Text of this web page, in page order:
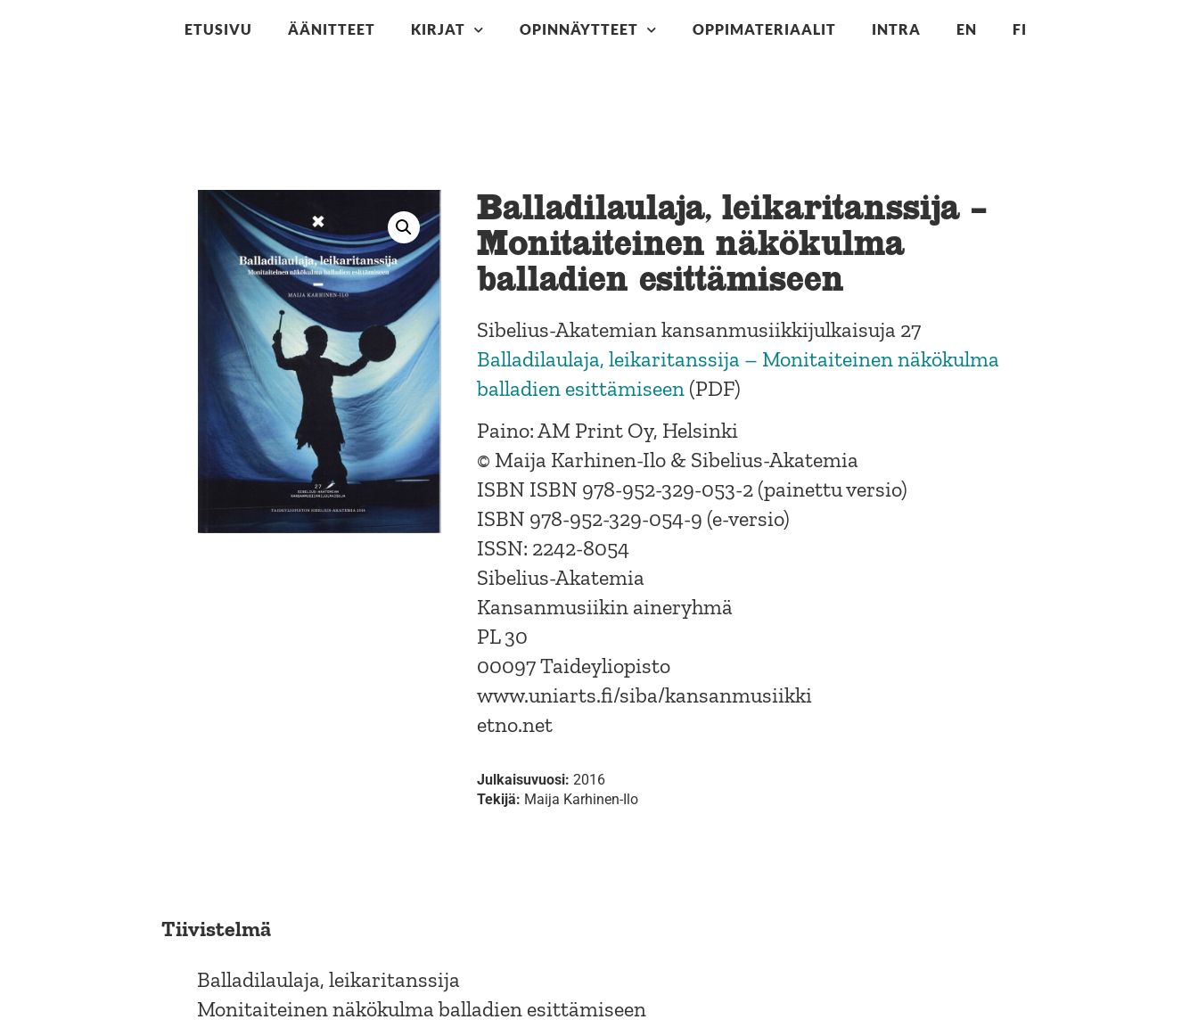
ETUSIVU ÄÄNITTEET KIRJAT OPINNÄYTTEET OPPIMATERIAALIT INTRA EN FI
Balladilaulaja, leikaritanssija –
Monitaiteinen näkökulma
balladien esittämiseen
Sibelius-Akatemian kansanmusiikkijulkaisuja 27
Balladilaulaja, leikaritanssija – Monitaiteinen näkökulma
balladien esittämiseen (PDF)
Paino: AM Print Oy, Helsinki
© Maija Karhinen-Ilo & Sibelius-Akatemia
ISBN ISBN 978-952-329-053-2 (painettu versio)
ISBN 978-952-329-054-9 (e-versio)
ISSN: 2242-8054
Sibelius-Akatemia
Kansanmusiikin aineryhmä
PL 30
00097 Taideyliopisto
www.uniarts.fi/siba/kansanmusiikki
etno.net
Julkaisuvuosi:2016
Tekijä: Maija Karhinen-Ilo
Tiivistelmä
Balladilaulaja, leikaritanssija
Monitaiteinen näkökulma balladien esittämiseen